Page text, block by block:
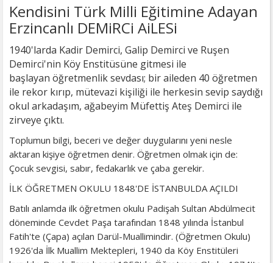
Kendisini Türk Milli Eğitimine Adayan
Erzincanlı DEMiRCi AiLESi
1940'larda Kadir Demirci, Galip Demirci ve Ruşen
Demirci'nin Köy Enstitüsüne gitmesi ile
başlayan öğretmenlik sevdası; bir aileden 40 öğretmen
ile rekor kırıp, mütevazi kişiliği ile herkesin sevip saydığı
okul arkadaşım, ağabeyim Müfettiş Ateş Demirci ile
zirveye çıktı.
Toplumun bilgi, beceri ve değer duygularını yeni nesle
aktaran kişiye öğretmen denir. Öğretmen olmak için de:
Çocuk sevgisi, sabır, fedakarlık ve çaba gerekir.
İLK ÖĞRETMEN OKULU 1848'DE İSTANBULDA AÇILDI
Batılı anlamda ilk öğretmen okulu Padişah Sultan Abdülmecit
döneminde Cevdet Paşa tarafından 1848 yılında İstanbul
Fatih'te (Çapa) açılan Darül-Muallimindir. (Öğretmen Okulu)
1926'da İlk Muallim Mektepleri, 1940 da Köy Enstitüleri